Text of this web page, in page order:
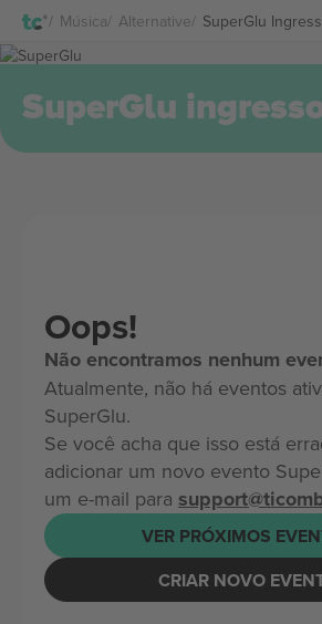
Música Alternative SuperGlu
SuperGlu
Oops!
Não encontramos nenhum
Atualmente, não há eventos
SuperGlu.
Se você acha que isso está
adicionar um novo evento
um e-mail para
VER PRÓXIMOS
CRIAR NOVO